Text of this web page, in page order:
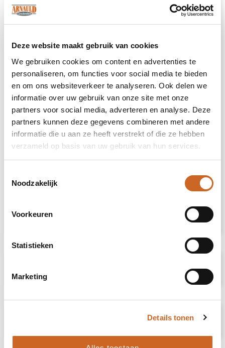
Deze website maakt gebruik van cookies
We gebruiken cookies om content en advertenties te
personaliseren, om functies voor social media te bieden
en om ons websiteverkeer te analyseren. Ook delen we
informatie over uw gebruik van onze site met onze
partners voor social media, adverteren en analyse. Deze
partners kunnen deze gegevens combineren met andere
informatie die u aan ze heeft verstrekt of die ze hebben
verzameld op basis van uw gebruik van hun services.
Noodzakelijk
Voorkeuren
Statistieken
Marketing
Details tonen
opmerkelijke uitvinding.
plantenterrarium brengt niet alleen sfeer in
huis of op kantoor, maar krijgt door
personalisatie ook een functioneel karakter.
Door de kurk of het hanglabel te bedrukken
met jouw logo, slogan of boodschap, blijft
jouw merk op een groene en originele manier
top of mind.
De luxe en beschermende giftbox maakt het
cadeau helemaal af en zorgt voor een
Heeft u vragen over dit product, de
verpakkingen? Neem dan gerust contact met
ons op.